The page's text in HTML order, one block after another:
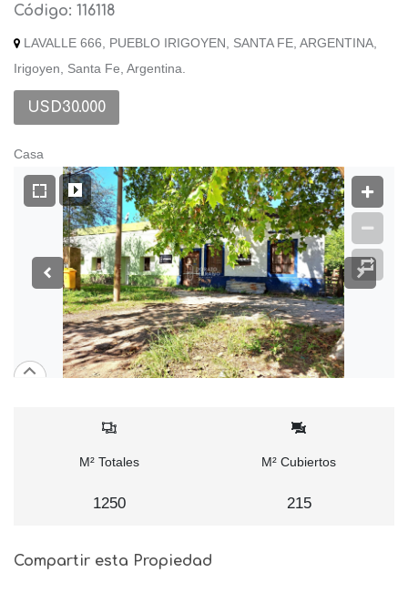
Código: 116118
LAVALLE 666, PUEBLO IRIGOYEN, SANTA FE, ARGENTINA,
Irigoyen, Santa Fe, Argentina.
USD30.000
Casa
M² Totales
1250
M² Cubiertos
215
Compartir esta Propiedad